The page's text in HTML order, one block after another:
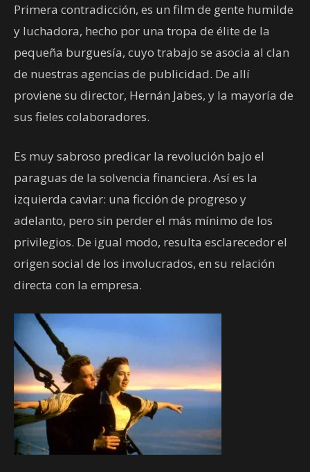
Primera contradicción, es un film de gente humilde
y luchadora, hecho por una tropa de élite de la
pequeña burguesía, cuyo trabajo se asocia al clan
de nuestras agencias de publicidad. De allí
proviene su director, Hernán Jabes, y la mayoría de
sus fieles colaboradores.
Es muy sabroso predicar la revolución bajo el
paraguas de la solvencia financiera. Así es la
izquierda caviar: una ficción de progreso y
adelanto, pero sin perder el más mínimo de los
privilegios. De igual modo, resulta esclarecedor el
origen social de los involucrados, en su relación
directa con la empresa.